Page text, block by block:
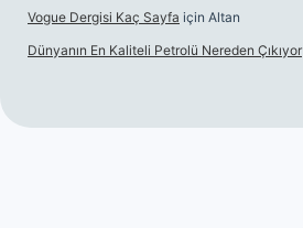
Vogue Dergisi Kaç Sayfa için Altan
Dünyanın En Kaliteli Petrolü Nereden Çıkıyor